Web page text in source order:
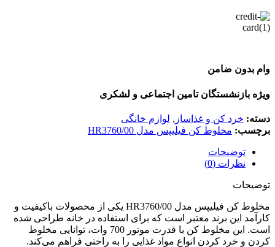
وام بدون ضامن
ویژه بازنشستگان تامین اجتماعی و لشکری
دسته: خرد کن و غذاساز , لوازم خانگی
برچسب: مخلوط کن فیلیپس مدل HR3760/00
توضیحات
نظرات (0)
توضیحات
مخلوط کن فیلیپس مدل HR3760/00 یکی از محصولات باکیفیت و
کارآمد این برند معتبر است که برای استفاده در خانه طراحی شده
است. این مخلوط کن با قدرت موتور 700 وات، توانایی مخلوط
کردن و خرد کردن انواع مواد غذایی را به راحتی فراهم می‌کند.